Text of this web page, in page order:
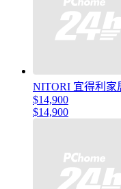
NITORI 宜得利家
$14,900
$14,900